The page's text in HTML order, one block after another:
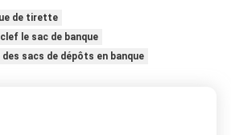
de tirette
le sac de banque
sacs de dépôts en banque